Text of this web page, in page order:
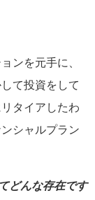
ンを元手に、
て投資をして
タイアしたわ
シャルプラン
どんな存在です